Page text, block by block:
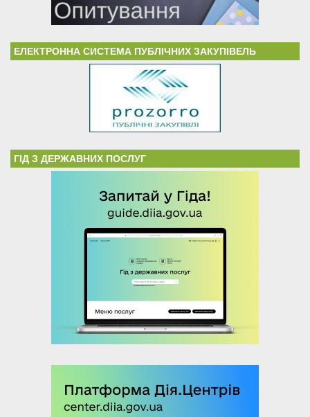
ЕЛЕКТРОННА СИСТЕМА ПУБЛІЧНИХ ЗАКУПІВЕЛЬ
ГІД З ДЕРЖАВНИХ ПОСЛУГ